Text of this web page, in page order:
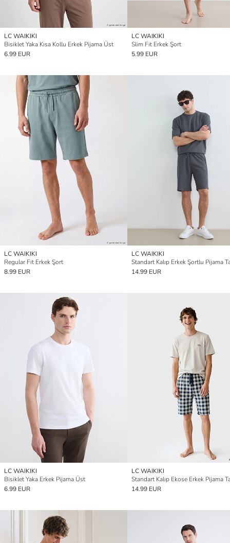
LC WAIKIKI
Bisiklet Yaka Kısa Kollu Erkek Pijama Üst
6.99 EUR
LC WAIKIKI
Slim Fit Erkek Şort
5.99 EUR
LC WAIKIKI
Regular Fit Erkek Şort
8.99 EUR
LC WAIKIKI
Standart Kalıp Erkek Şortlu Pijama
14.99 EUR
LC WAIKIKI
Bisiklet Yaka Erkek Pijama Üst
6.99 EUR
LC WAIKIKI
Standart Kalıp Ekose Erkek Pijama
14.99 EUR